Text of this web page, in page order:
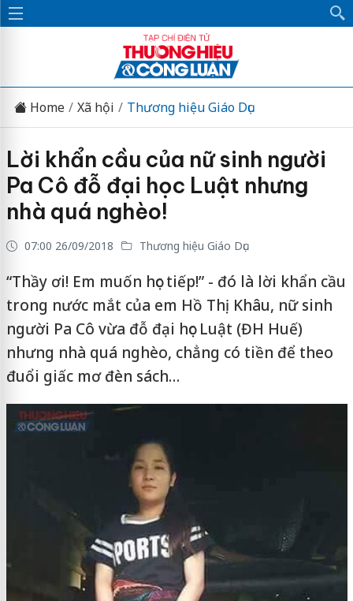
Home Xã hội Thương hiệu Giáo Dục
Lời khẩn cầu của nữ sinh người
Pa Cô đỗ đại học Luật nhưng
nhà quá nghèo!
07:00 26/09/2018 Thương hiệu Giáo Dục
“Thầy ơi! Em muốn học tiếp!” - đó là lời khẩn cầu
trong nước mắt của em Hồ Thị Khâu, nữ sinh
người Pa Cô vừa đỗ đại học Luật (ĐH Huế)
nhưng nhà quá nghèo, chẳng có tiền để theo
đuổi giấc mơ đèn sách…